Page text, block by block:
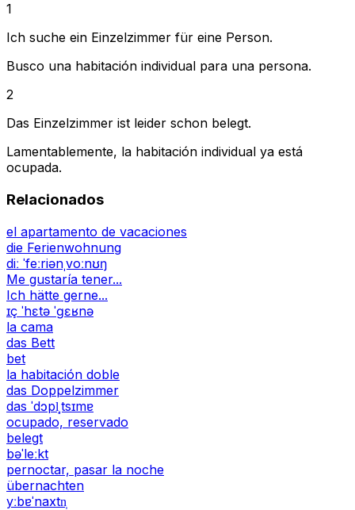
1
Ich suche ein Einzelzimmer für eine Person.
Busco una habitación individual para una persona.
2
Das Einzelzimmer ist leider schon belegt.
Lamentablemente, la habitación individual ya está
ocupada.
Relacionados
el apartamento de vacaciones
die Ferienwohnung
diː ˈfeːriənˌvoːnʊŋ
Me gustaría tener...
Ich hätte gerne...
ɪç ˈhɛtə ˈɡɛʁnə
la cama
das Bett
bet
la habitación doble
das Doppelzimmer
das ˈdɔpl̩ˌtsɪmɐ
ocupado, reservado
belegt
bəˈleːkt
pernoctar, pasar la noche
übernachten
yːbɐˈnaxtn̩